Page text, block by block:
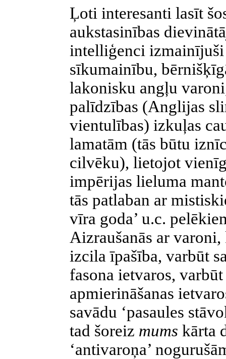
Ļoti interesanti lasīt
aukstasinības
intelliģenci
sīkumainību,
lakonisku angļu
palīdzības (Anglijas
vientulības) izkuļas
lamatām (tās būtu
cilvēku), lietojot
impērijas lieluma
tās patlaban ar
vīra goda’ u.c.
Aizraušanās ar
izcila īpašība, varbūt
fasona ietvaros,
apmierināšanas
savādu ‘pasaules
tad šoreiz mums kārta
‘antivaroņa’